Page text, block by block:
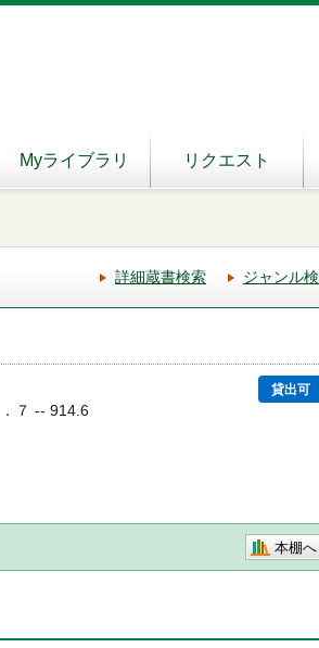
Myライブラリ リクエスト
詳細蔵書検索 ジャンル
貸出可
７ -- 914.6
本棚へ